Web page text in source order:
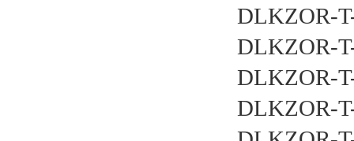
DLKZOR-
DLKZOR-
DLKZOR-
DLKZOR-